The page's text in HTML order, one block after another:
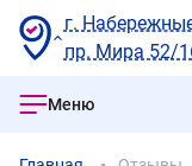
г.
пр. Мира 52/
Меню